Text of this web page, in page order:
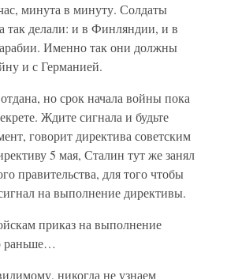
минута в минуту. Солдаты
так делали: и в Финляндии, и в
Именно так они должны
и с Германией.
но срок начала войны пока
Ждите сигнала и будьте
говорит директива советским
5 мая, Сталин тут же занял
правительства, для того чтобы
на выполнение директивы.
приказ на выполнение
раньше…
никогда не узнаем